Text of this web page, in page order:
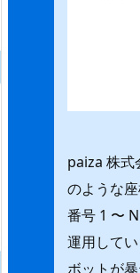
paiza 株式
のような
番号 1 〜
運用して
ボットが